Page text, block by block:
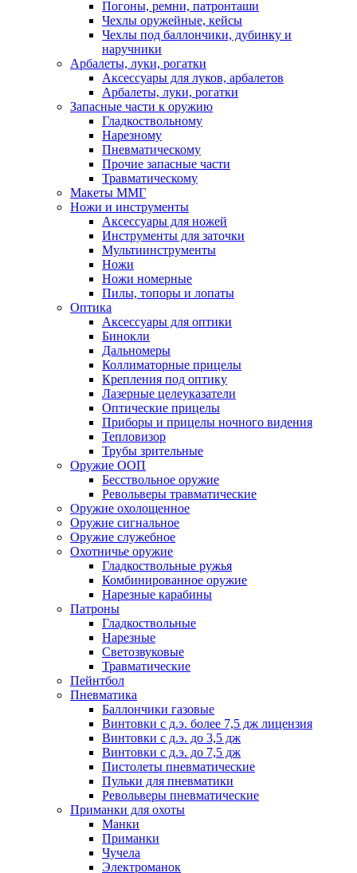
Погоны, ремни, патронташи
Чехлы оружейные, кейсы
Чехлы под баллончики, дубинку и
наручники
Арбалеты, луки, рогатки
Аксессуары для луков, арбалетов
Арбалеты, луки, рогатки
Запасные части к оружию
Гладкоствольному
Нарезному
Пневматическому
Прочие запасные части
Травматическому
Макеты ММГ
Ножи и инструменты
Аксессуары для ножей
Инструменты для заточки
Мультиинструменты
Ножи
Ножи номерные
Пилы, топоры и лопаты
Оптика
Аксессуары для оптики
Бинокли
Дальномеры
Коллиматорные прицелы
Крепления под оптику
Лазерные целеуказатели
Оптические прицелы
Приборы и прицелы ночного видения
Тепловизор
Трубы зрительные
Оружие ООП
Бесствольное оружие
Револьверы травматические
Оружие охолощенное
Оружие сигнальное
Оружие служебное
Охотничье оружие
Гладкоствольные ружья
Комбинированное оружие
Нарезные карабины
Патроны
Гладкоствольные
Нарезные
Светозвуковые
Травматические
Пейнтбол
Пневматика
Баллончики газовые
Винтовки с д.э. более 7,5 дж лицензия
Винтовки с д.э. до 3,5 дж
Винтовки с д.э. до 7,5 дж
Пистолеты пневматические
Пульки для пневматики
Револьверы пневматические
Приманки для охоты
Манки
Приманки
Чучела
Электроманок